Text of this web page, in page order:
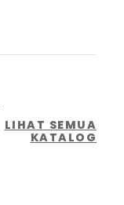
LIHAT SEMUA
KATALOG